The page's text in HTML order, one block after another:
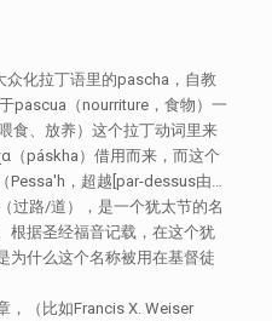
众化拉丁语里的pascha，自教
pascua（nourriture，食物）一
食、放养）这个拉丁动词里来
（páskha）借用而来，而这个
过路/道），是一个犹太节的名
根据圣经福音记载，在这个犹
为什么这个名称被用在基督徒
，（比如Francis X. Weiser